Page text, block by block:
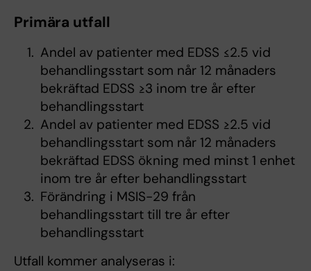
Primära utfall
Andel av patienter med EDSS ≤2.5 vid
behandlingsstart som når 12 månaders
bekräftad EDSS ≥3 inom tre år efter
behandlingsstart
Andel av patienter med EDSS ≥2.5 vid
behandlingsstart som når 12 månaders
bekräftad EDSS ökning med minst 1 enhet
inom tre år efter behandlingsstart
Förändring i MSIS-29 från
behandlingsstart till tre år efter
behandlingsstart
Utfall kommer analyseras i: